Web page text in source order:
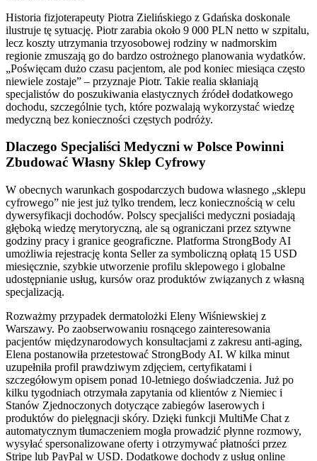
Historia fizjoterapeuty Piotra Zielińskiego z Gdańska doskonale
ilustruje tę sytuację. Piotr zarabia około 9 000 PLN netto w szpitalu,
lecz koszty utrzymania trzyosobowej rodziny w nadmorskim
regionie zmuszają go do bardzo ostrożnego planowania wydatków.
„Poświęcam dużo czasu pacjentom, ale pod koniec miesiąca często
niewiele zostaje” – przyznaje Piotr. Takie realia skłaniają
specjalistów do poszukiwania elastycznych źródeł dodatkowego
dochodu, szczególnie tych, które pozwalają wykorzystać wiedzę
medyczną bez konieczności częstych podróży.
Dlaczego Specjaliści Medyczni w Polsce Powinni
Zbudować Własny Sklep Cyfrowy
W obecnych warunkach gospodarczych budowa własnego „sklepu
cyfrowego” nie jest już tylko trendem, lecz koniecznością w celu
dywersyfikacji dochodów. Polscy specjaliści medyczni posiadają
głęboką wiedzę merytoryczną, ale są ograniczani przez sztywne
godziny pracy i granice geograficzne. Platforma StrongBody AI
umożliwia rejestrację konta Seller za symboliczną opłatą 15 USD
miesięcznie, szybkie utworzenie profilu sklepowego i globalne
udostępnianie usług, kursów oraz produktów związanych z własną
specjalizacją.
Rozważmy przypadek dermatolożki Eleny Wiśniewskiej z
Warszawy. Po zaobserwowaniu rosnącego zainteresowania
pacjentów międzynarodowych konsultacjami z zakresu anti-aging,
Elena postanowiła przetestować StrongBody AI. W kilka minut
uzupełniła profil prawdziwym zdjęciem, certyfikatami i
szczegółowym opisem ponad 10-letniego doświadczenia. Już po
kilku tygodniach otrzymała zapytania od klientów z Niemiec i
Stanów Zjednoczonych dotyczące zabiegów laserowych i
produktów do pielęgnacji skóry. Dzięki funkcji MultiMe Chat z
automatycznym tłumaczeniem mogła prowadzić płynne rozmowy,
wysyłać spersonalizowane oferty i otrzymywać płatności przez
Stripe lub PayPal w USD. Dodatkowe dochody z usług online